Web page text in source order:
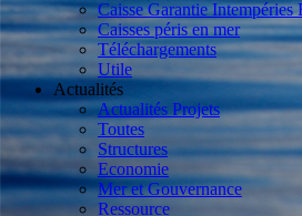
Caisse Garantie Intempéries
Caisses péris en mer
Téléchargements
Utile
Actualités
Actualités Projets
Toutes
Structures
Economie
Mer et Gouvernance
Ressource